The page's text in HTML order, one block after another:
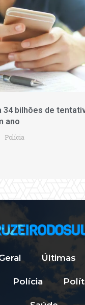
34 bilhões de
ano
Polícia
Últimas
Polícia